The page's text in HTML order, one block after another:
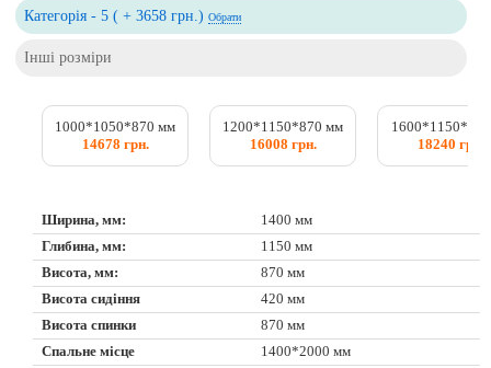
Категорія - 5 ( + 3658 грн.)Обрати
Інші розміри
1000*1050*870 мм
14678 грн.
1200*1150*870 мм
16008 грн.
18240 грн.
Ширина, мм:
1400 мм
Глибина, мм:
1150 мм
Висота, мм:
870 мм
Висота сидіння
420 мм
Висота спинки
870 мм
Спальне місце
1400*2000 мм